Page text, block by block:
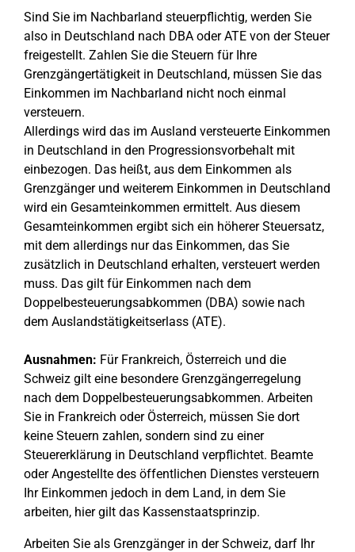
Sind Sie im Nachbarland steuerpflichtig, werden Sie
also in Deutschland nach DBA oder ATE von der Steuer
freigestellt. Zahlen Sie die Steuern für Ihre
Grenzgängertätigkeit in Deutschland, müssen Sie das
Einkommen im Nachbarland nicht noch einmal
versteuern.
Allerdings wird das im Ausland versteuerte Einkommen
in Deutschland in den Progressionsvorbehalt mit
einbezogen. Das heißt, aus dem Einkommen als
Grenzgänger und weiterem Einkommen in Deutschland
wird ein Gesamteinkommen ermittelt. Aus diesem
Gesamteinkommen ergibt sich ein höherer Steuersatz,
mit dem allerdings nur das Einkommen, das Sie
zusätzlich in Deutschland erhalten, versteuert werden
muss. Das gilt für Einkommen nach dem
Doppelbesteuerungsabkommen (DBA) sowie nach
dem Auslandstätigkeitserlass (ATE).
Ausnahmen: Für Frankreich, Österreich und die
Schweiz gilt eine besondere Grenzgängerregelung
nach dem Doppelbesteuerungsabkommen. Arbeiten
Sie in Frankreich oder Österreich, müssen Sie dort
keine Steuern zahlen, sondern sind zu einer
Steuererklärung in Deutschland verpflichtet. Beamte
oder Angestellte des öffentlichen Dienstes versteuern
Ihr Einkommen jedoch in dem Land, in dem Sie
arbeiten, hier gilt das Kassenstaatsprinzip.
Arbeiten Sie als Grenzgänger in der Schweiz, darf Ihr